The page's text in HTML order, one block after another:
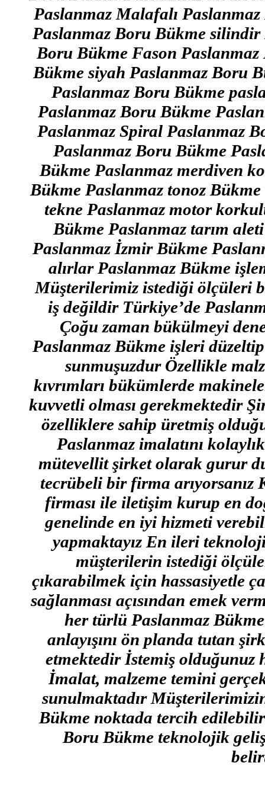
Paslanmaz Malafalı
Paslanmaz Boru Bükme silindir
Boru Bükme Fason
Bükme siyah Paslanmaz Boru
Paslanmaz Boru Bükme
Paslanmaz Boru Bükme
Paslanmaz Spiral Paslanmaz
Paslanmaz Boru Bükme
Bükme Paslanmaz merdiven
Bükme Paslanmaz tonoz
tekne Paslanmaz motor
Bükme Paslanmaz tarım
Paslanmaz İzmir Bükme
alırlar Paslanmaz Bükme
Müşterilerimiz istediği ölçüleri
iş değildir Türkiye’de
Çoğu zaman bükülmeyi
Paslanmaz Bükme işleri
sunmuşuzdur Özellikle
kıvrımları bükümlerde
kuvvetli olması gerekmektedir
özelliklere sahip üretmiş
Paslanmaz imalatını
mütevellit şirket olarak gurur
tecrübeli bir firma
firması ile iletişim kurup en
genelinde en iyi hizmeti
yapmaktayız En ileri
müşterilerin istediği
çıkarabilmek için hassasiyetle
sağlanması açısından emek
her türlü Paslanmaz
anlayışını ön planda tutan
etmektedir İstemiş olduğunuz
İmalat, malzeme temini
sunulmaktadır
Bükme noktada tercih
Boru Bükme teknolojik